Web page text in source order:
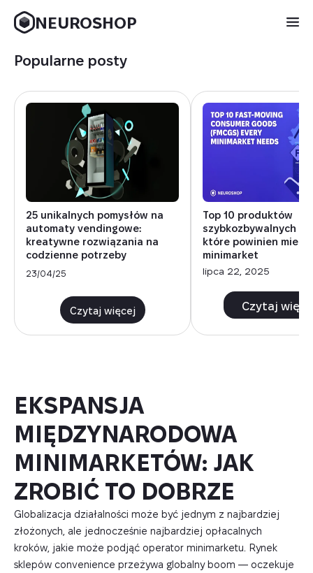
NEUROSHOP
EKSPANSJA
MIĘDZYNARODOWA
MINIMARKETÓW: JAK
ZROBIĆ TO DOBRZE
Globalizacja działalności może być jednym z najbardziej
złożonych, ale jednocześnie najbardziej opłacalnych
kroków, jakie może podjąć operator minimarketu. Rynek
sklepów convenience przeżywa globalny boom — oczekuje
Popularne posty
25 unikalnych pomysłów na
automaty vendingowe:
kreatywne rozwiązania na
codzienne potrzeby
23/04/25
Top 10 produktów
szybkozbywalnych
które powinien mieć
minimarket
lipca 22, 2025
Czytaj